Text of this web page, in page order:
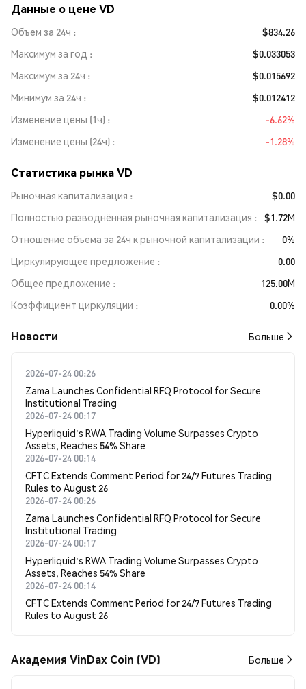
Данные о цене VD
Объем за 24ч
$834.26
Максимум за год
$0.033053
Максимум за 24ч
$0.015692
Минимум за 24ч
$0.012412
Изменение цены (1ч)
-6.62%
Изменение цены (24ч)
-1.28%
Статистика рынка VD
Рыночная капитализация
$0.00
Полностью разводнённая рыночная капитализация
$1.72M
Отношение объема за 24ч к рыночной капитализации
0%
Циркулирующее предложение
0.00
Общее предложение
125.00M
Коэффициент циркуляции
0.00%
Новости Больше
2026-07-24 00:26
Zama Launches Confidential RFQ Protocol for Secure
Institutional Trading
2026-07-24 00:17
Hyperliquid's RWA Trading Volume Surpasses Crypto
Assets, Reaches 54% Share
2026-07-24 00:14
CFTC Extends Comment Period for 24/7 Futures Trading
Rules to August 26
2026-07-24 00:26
Zama Launches Confidential RFQ Protocol for Secure
Institutional Trading
2026-07-24 00:17
Hyperliquid's RWA Trading Volume Surpasses Crypto
Assets, Reaches 54% Share
2026-07-24 00:14
CFTC Extends Comment Period for 24/7 Futures Trading
Rules to August 26
Академия VinDax Coin (VD) Больше